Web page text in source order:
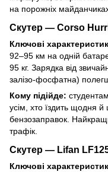
на порожніх
Скутер — Corso
Ключові
92–95 км на одній
95 кг. Зарядка від
залізо-фосфатна)
Кому підійде:
усім, хто їздить щодня й
бензозаправок.
трафік.
Скутер — Lifan
Ключові